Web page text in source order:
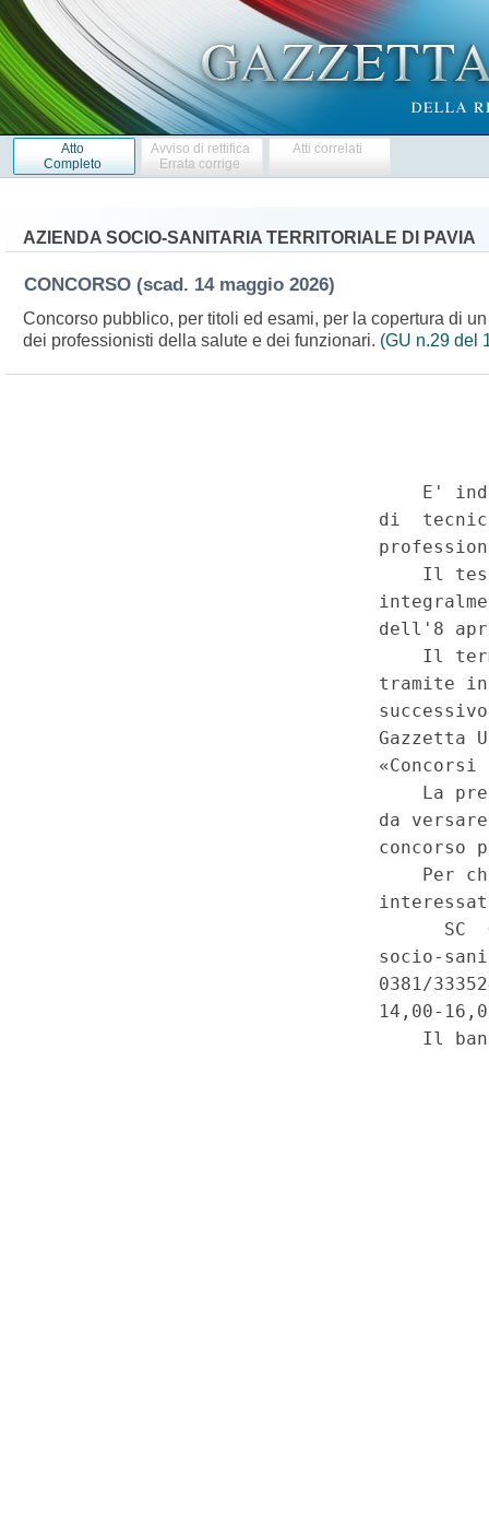
Atto
Completo
Avviso di rettifica
Errata corrige
Atti correlati
AZIENDA SOCIO-SANITARIA TERRITORIALE DI PAVIA
CONCORSO (scad. 14 maggio 2026)
Concorso pubblico, per titoli ed esami, per la copertura di
dei professionisti della salute e dei funzionari. (GU n.29 del